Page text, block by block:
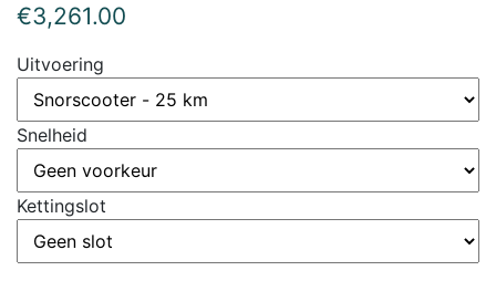
€3,261.00
Uitvoering
Snelheid
Kettingslot